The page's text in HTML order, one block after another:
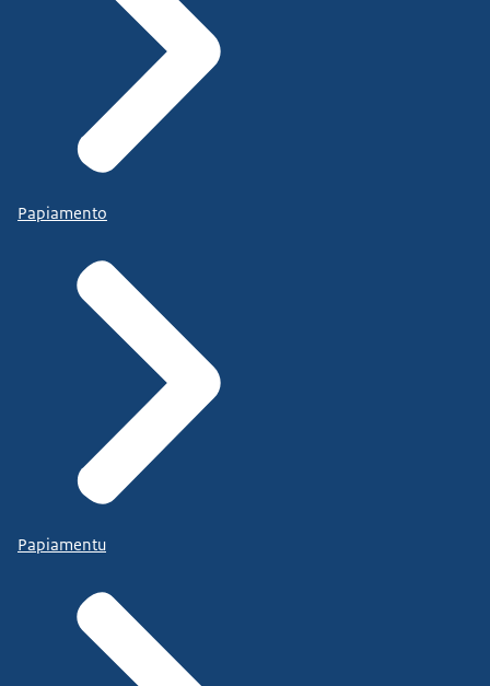
Papiamento
Papiamentu